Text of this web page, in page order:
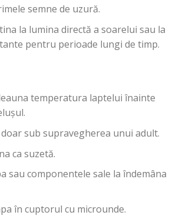
semne de uzură.
la lumina directă a soarelui sau la
pentru perioade lungi de timp.
temperatura laptelui înainte
sub supravegherea unui adult.
ca suzetă.
sau componentele sale la îndemâna
în cuptorul cu microunde.